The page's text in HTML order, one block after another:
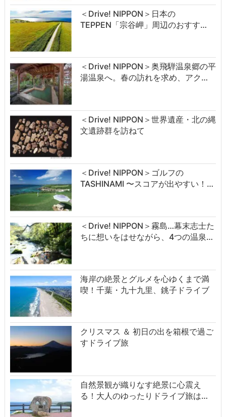
＜Drive! NIPPON＞日本の
TEPPEN「宗谷岬」周辺のおすす…
＜Drive! NIPPON＞奥飛騨温泉郷の平
湯温泉へ。春の訪れを求め、アク…
＜Drive! NIPPON＞世界遺産・北の縄
文遺跡群を訪ねて
＜Drive! NIPPON＞ゴルフの
TASHINAMI 〜スコアが出やすい！…
＜Drive! NIPPON＞霧島…幕末志士た
ちに想いをはせながら、4つの温泉…
海岸の絶景とグルメを心ゆくまで満
喫！千葉・九十九里、銚子ドライブ
クリスマス ＆ 初日の出を箱根で過ご
すドライブ旅
自然景観が織りなす絶景に心震え
る！大人のゆったりドライブ旅は…